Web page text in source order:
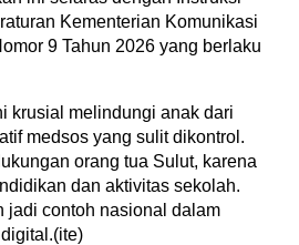
Kementerian Komunikasi
9 Tahun 2026 yang berlaku
krusial melindungi anak dari
medsos yang sulit dikontrol.
orang tua Sulut, karena
dan aktivitas sekolah.
jadi contoh nasional dalam